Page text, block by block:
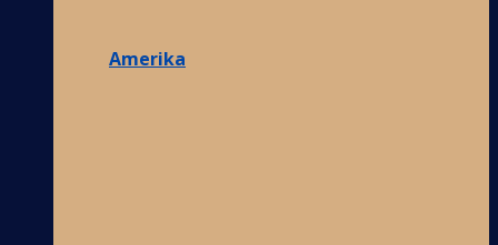
Amerika